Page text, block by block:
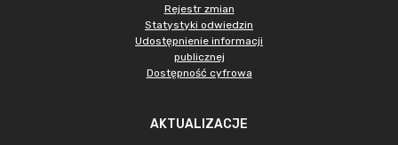
Rejestr zmian
Statystyki odwiedzin
Udostępnienie informacji
publicznej
Dostępność cyfrowa
AKTUALIZACJE